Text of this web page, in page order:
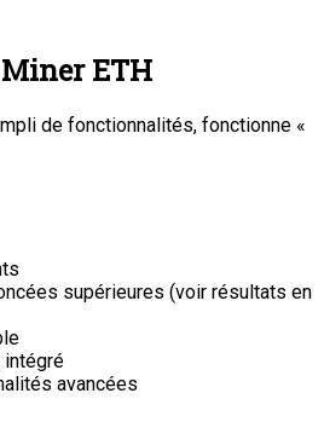
ETH
de fonctionnalités, fonctionne «
supérieures (voir résultats en
intégré
avancées